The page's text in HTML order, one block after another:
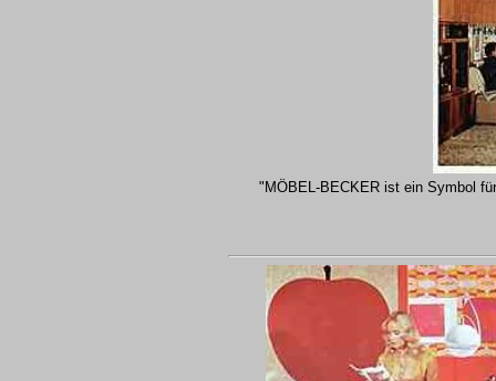
"MÖBEL-BECKER ist ein Symbol